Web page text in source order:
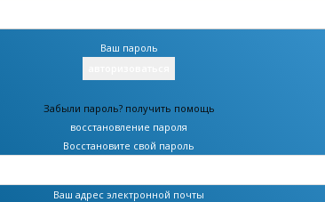
Ваш пароль
Забыли пароль? получить помощь
восстановление пароля
Восстановите свой пароль
Ваш адрес электронной почты